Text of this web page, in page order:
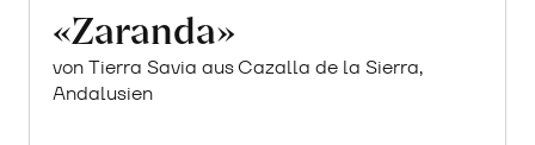
«Zaranda»
von Tierra Savia aus Cazalla de la Sierra,
Andalusien